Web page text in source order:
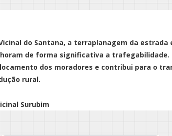
do Santana, a terraplanagem da
de forma significativa a trafegabilidade.
dos moradores e contribui para o
rural.
Surubim